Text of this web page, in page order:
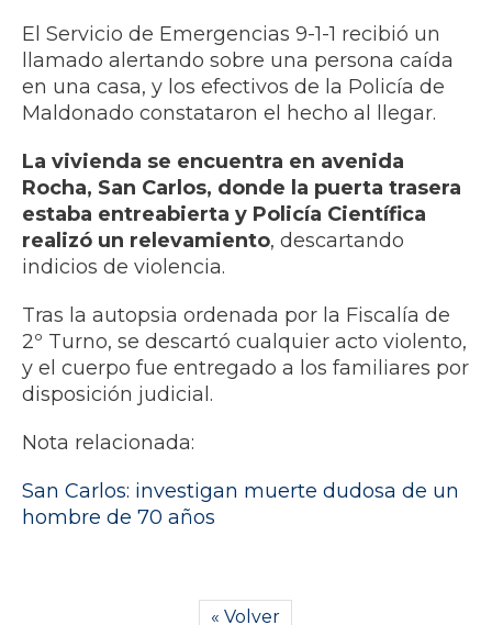
El Servicio de Emergencias 9-1-1 recibió un
llamado alertando sobre una persona caída
en una casa, y los efectivos de la Policía de
Maldonado constataron el hecho al llegar.
La vivienda se encuentra en avenida
Rocha, San Carlos, donde la puerta trasera
estaba entreabierta y Policía Científica
realizó un relevamiento, descartando
indicios de violencia.
Tras la autopsia ordenada por la Fiscalía de
2º Turno, se descartó cualquier acto violento,
y el cuerpo fue entregado a los familiares por
disposición judicial.
Nota relacionada:
San Carlos: investigan muerte dudosa de un
hombre de 70 años
« Volver